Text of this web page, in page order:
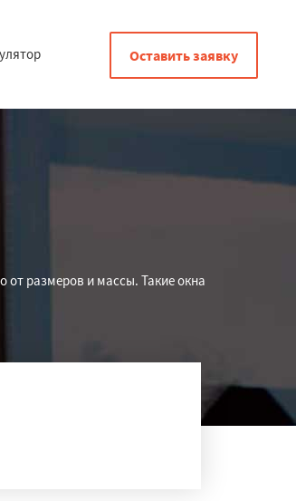
Оставить заявку
от размеров и массы. Такие окна